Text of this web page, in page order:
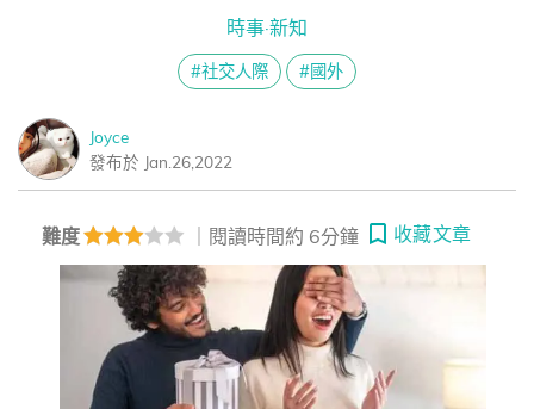
時事·新知
#社交人際 #國外
Joyce
發布於 Jan.26,2022
難度 ｜閱讀時間約 6分鐘 收藏文章